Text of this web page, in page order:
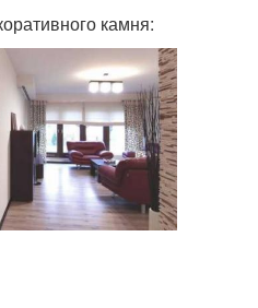
камня: